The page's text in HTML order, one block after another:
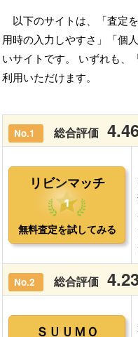
以下のサイトは、「査定
用時の入力しやすさ」「個
いサイトです。 いずれも、
利用いただけます。